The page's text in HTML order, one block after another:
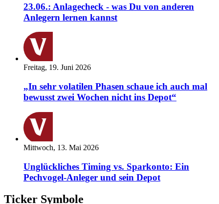
23.06.: Anlagecheck - was Du von anderen
Anlegern lernen kannst
Freitag, 19. Juni 2026
„In sehr volatilen Phasen schaue ich auch mal
bewusst zwei Wochen nicht ins Depot“
Mittwoch, 13. Mai 2026
Unglückliches Timing vs. Sparkonto: Ein
Pechvogel-Anleger und sein Depot
Ticker Symbole